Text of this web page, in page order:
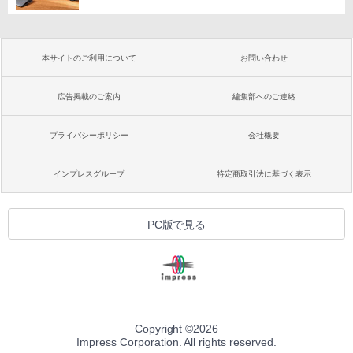
本サイトのご利用について お問い合わせ
広告掲載のご案内 編集部へのご連絡
プライバシーポリシー 会社概要
インプレスグループ 特定商取引法に基づく表示
PC版で見る
Copyright ©2026
Impress Corporation. All rights reserved.